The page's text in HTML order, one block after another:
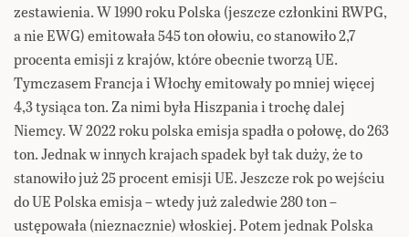
zestawienia. W 1990 roku Polska (jeszcze członkini RWPG,
a nie EWG) emitowała 545 ton ołowiu, co stanowiło 2,7
procenta emisji z krajów, które obecnie tworzą UE.
Tymczasem Francja i Włochy emitowały po mniej więcej
4,3 tysiąca ton. Za nimi była Hiszpania i trochę dalej
Niemcy. W 2022 roku polska emisja spadła o połowę, do 263
ton. Jednak w innych krajach spadek był tak duży, że to
stanowiło już 25 procent emisji UE. Jeszcze rok po wejściu
do UE Polska emisja – wtedy już zaledwie 280 ton –
ustępowała (nieznacznie) włoskiej. Potem jednak Polska